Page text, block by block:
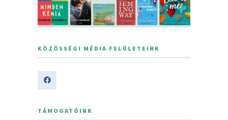
KÖZÖSSÉGI MÉDIA FELÜLETEINK
TÁMOGATÓINK